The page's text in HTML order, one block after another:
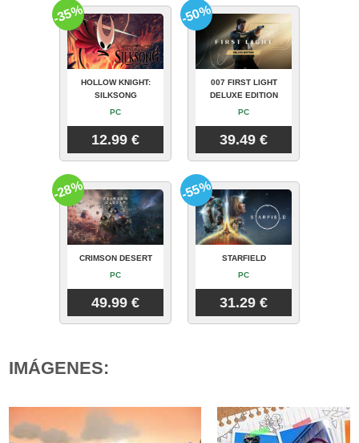
HOLLOW KNIGHT:
SILKSONG
PC
12.99 €
-35%
007 FIRST LIGHT
DELUXE EDITION
PC
39.49 €
-50%
CRIMSON DESERT
PC
49.99 €
-28%
STARFIELD
PC
31.29 €
-55%
IMÁGENES: